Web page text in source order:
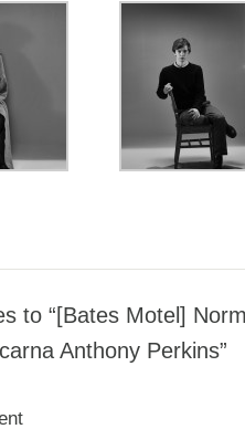
to “[Bates Motel]
Anthony Perkins”